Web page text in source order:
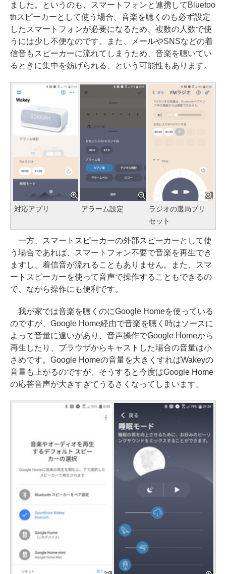
ました。というのも、スマートフォンと連携してBluetoo
thスピーカーとして使う場合、音楽を聴くのも必ず設定
したスマートフォンが必要になるため、複数の人数で使
うには少し不便なのです。また、メールやSNSなどの着
信音もスピーカーに流れてしまうため、音楽を聴いてい
るときに集中を妨げられる、という可能性もあります。
対応アプリ アラーム設定
ラジオの選局プリ
セット
一方、スマートスピーカーの外部スピーカーとして使
う場合であれば、スマートフォン不要で音楽を再生でき
ますし、着信音が流れることもありません。また、スマ
ートスピーカーを使って音声で操作することもできるの
で、ながら操作にも便利です。
我が家では音楽を聴くのにGoogle Homeを使っている
のですが、Google Home経由で音楽を聴く時はソースに
よって音量に違いがあり、音声操作でGoogle Homeから
再生したり、ブラウザからキャストした場合の音量は小
さめです。Google Homeの音量を大きくすればWakeyの
音量も上がるのですが、そうすると今度はGoogle Home
の応答音声が大きすぎてうるさくなってしまいます。